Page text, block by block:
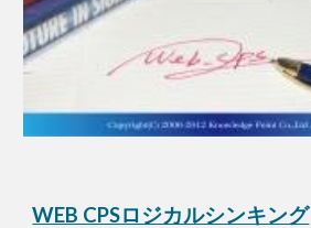
WEB CPSロジカルシンキング